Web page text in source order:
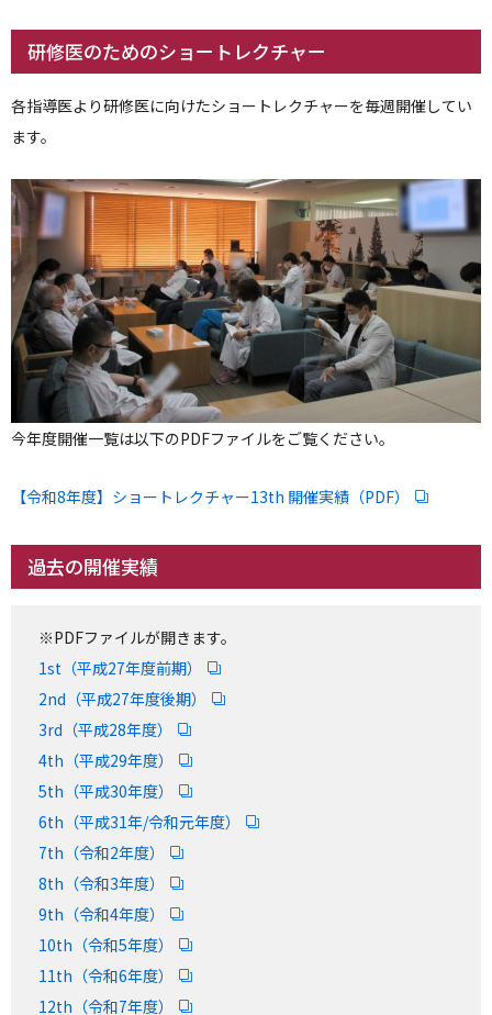
研修医のためのショートレクチャー
各指導医より研修医に向けたショートレクチャーを毎週開催してい
ます。
今年度開催一覧は以下のPDFファイルをご覧ください。
【令和8年度】ショートレクチャー13th 開催実績（PDF）
過去の開催実績
※PDFファイルが開きます。
1st（平成27年度前期）
2nd（平成27年度後期）
3rd（平成28年度）
4th（平成29年度）
5th（平成30年度）
6th（平成31年/令和元年度）
7th（令和2年度）
8th（令和3年度）
9th（令和4年度）
10th（令和5年度）
11th（令和6年度）
12th（令和7年度）